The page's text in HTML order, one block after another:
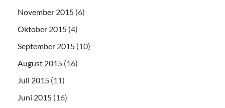
November 2015 (6)
Oktober 2015 (4)
September 2015 (10)
August 2015 (16)
Juli 2015 (11)
Juni 2015 (16)